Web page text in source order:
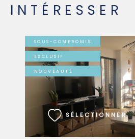
INTÉRESSER
SOUS-COMPROMIS
EXCLUSIF
NOUVEAUTÉ
SÉLECTIONNER
VOIR LE BIEN